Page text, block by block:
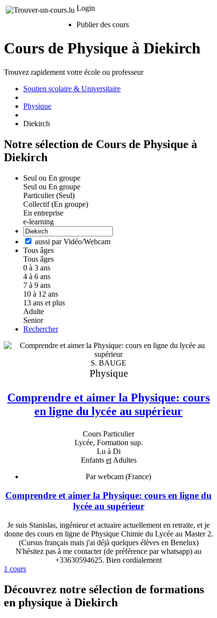
Login
Publier des cours
Cours de Physique à Diekirch
Trouvez rapidement votre école ou professeur
Soutien scolaire & Universitaire
Physique
Diekirch
Notre sélection de Cours de Physique à
Diekirch
Seul ou En groupe
Seul ou En groupe
Particulier (Seul)
Collectif (En groupe)
En entreprise
e-learning
aussi par Vidéo/Webcam
Tous âges
Tous âges
0 à 3 ans
4 à 6 ans
7 à 9 ans
10 à 12 ans
13 ans et plus
Adulte
Senior
Rechercher
S. BAUGE
Physique
Comprendre et aimer la Physique: cours
en ligne du lycée au supérieur
Cours Particulier
Lycée, Formation sup.
Lu à Di
Enfants etAdultes
Par webcam (France)
Comprendre et aimer la Physique: cours en ligne du
lycée au supérieur
Je suis Stanislas, ingénieur et actuaire actuellement en retraite, et je
donne des cours en ligne de Physique Chimie du Lycée au Master 2.
(Cursus français mais j'ai déjà quelques élèves en Benelux)
N'hésitez pas à me contacter (de préférence par whatsapp) au
+33630594625. Bien cordialement
1 cours
Découvrez notre sélection de formations
en physique à Diekirch